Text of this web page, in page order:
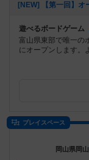
[NEW] 【第一回】オ
遊べるボードゲーム
富山県東部で唯一の
にオープンします。
プレイスペース
岡山県岡